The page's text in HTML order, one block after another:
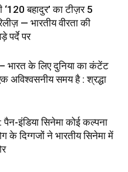
बहादुर’ का टीज़र 5
— भारतीय वीरता की
पर्दे पर
के लिए दुनिया का कंटेंट
अविश्वसनीय समय है : श्रद्धा
इंडिया सिनेमा कोई कल्पना
के दिग्गजों ने भारतीय सिनेमा में